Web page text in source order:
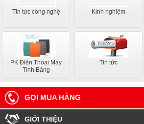
Tin tức công nghệ Kinh nghiệm
PK Điện Thoại Máy
Tính Bảng
Tin tức
GỌI MUA HÀNG
GIỚI THIỆU